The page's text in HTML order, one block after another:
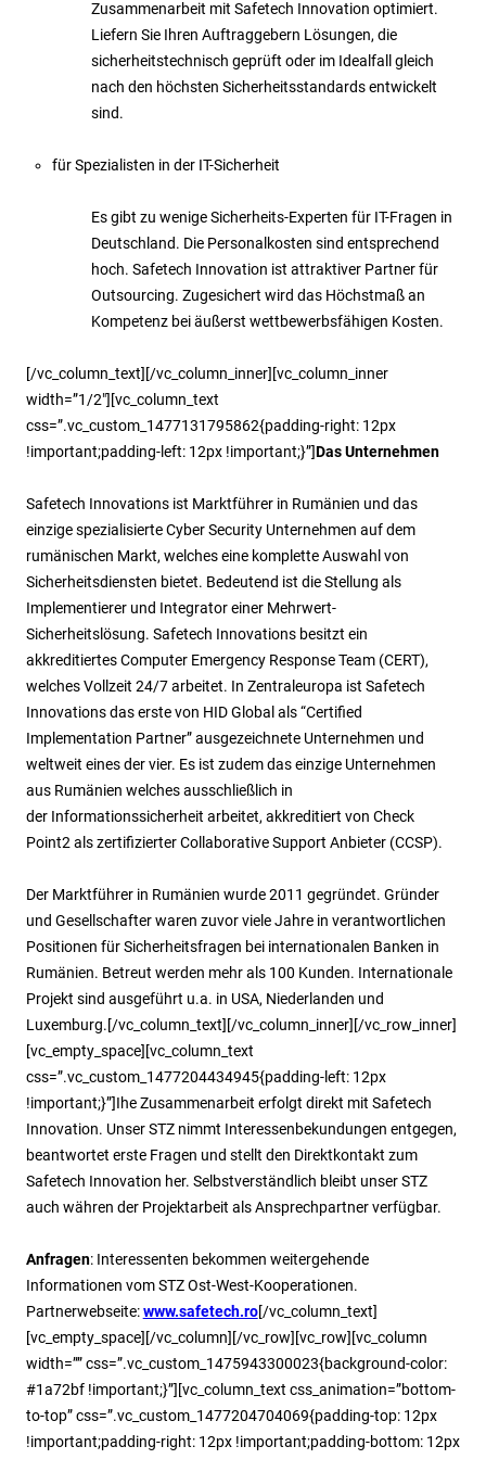
Zusammenarbeit mit Safetech Innovation optimiert.
Liefern Sie Ihren Auftraggebern Lösungen, die
sicherheitstechnisch geprüft oder im Idealfall gleich
nach den höchsten Sicherheitsstandards entwickelt
sind.
für Spezialisten in der IT-Sicherheit
Es gibt zu wenige Sicherheits-Experten für IT-Fragen in
Deutschland. Die Personalkosten sind entsprechend
hoch. Safetech Innovation ist attraktiver Partner für
Outsourcing. Zugesichert wird das Höchstmaß an
Kompetenz bei äußerst wettbewerbsfähigen Kosten.
[/vc_column_text][/vc_column_inner][vc_column_inner
width=”1/2″][vc_column_text
css=”.vc_custom_1477131795862{padding-right: 12px
!important;padding-left: 12px !important;}”]Das Unternehmen
Safetech Innovations ist Marktführer in Rumänien und das
einzige spezialisierte Cyber Security Unternehmen auf dem
rumänischen Markt, welches eine komplette Auswahl von
Sicherheitsdiensten bietet. Bedeutend ist die Stellung als
Implementierer und Integrator einer Mehrwert-
Sicherheitslösung. Safetech Innovations besitzt ein
akkreditiertes Computer Emergency Response Team (CERT),
welches Vollzeit 24/7 arbeitet. In Zentraleuropa ist Safetech
Innovations das erste von HID Global als “Certified
Implementation Partner” ausgezeichnete Unternehmen und
weltweit eines der vier. Es ist zudem das einzige Unternehmen
aus Rumänien welches ausschließlich in
der Informationssicherheit arbeitet, akkreditiert von Check
Point2 als zertifizierter Collaborative Support Anbieter (CCSP).
Der Marktführer in Rumänien wurde 2011 gegründet. Gründer
und Gesellschafter waren zuvor viele Jahre in verantwortlichen
Positionen für Sicherheitsfragen bei internationalen Banken in
Rumänien. Betreut werden mehr als 100 Kunden. Internationale
Projekt sind ausgeführt u.a. in USA, Niederlanden und
Luxemburg.[/vc_column_text][/vc_column_inner][/vc_row_inner]
[vc_empty_space][vc_column_text
css=”.vc_custom_1477204434945{padding-left: 12px
!important;}”]Ihe Zusammenarbeit erfolgt direkt mit Safetech
Innovation. Unser STZ nimmt Interessenbekundungen entgegen,
beantwortet erste Fragen und stellt den Direktkontakt zum
Safetech Innovation her. Selbstverständlich bleibt unser STZ
auch währen der Projektarbeit als Ansprechpartner verfügbar.
Anfragen: Interessenten bekommen weitergehende
Informationen vom STZ Ost-West-Kooperationen.
Partnerwebseite:www.safetech.ro[/vc_column_text]
[vc_empty_space][/vc_column][/vc_row][vc_row][vc_column
width=”” css=”.vc_custom_1475943300023{background-color:
#1a72bf !important;}”][vc_column_text css_animation=”bottom-
to-top” css=”.vc_custom_1477204704069{padding-top: 12px
!important;padding-right: 12px !important;padding-bottom: 12px